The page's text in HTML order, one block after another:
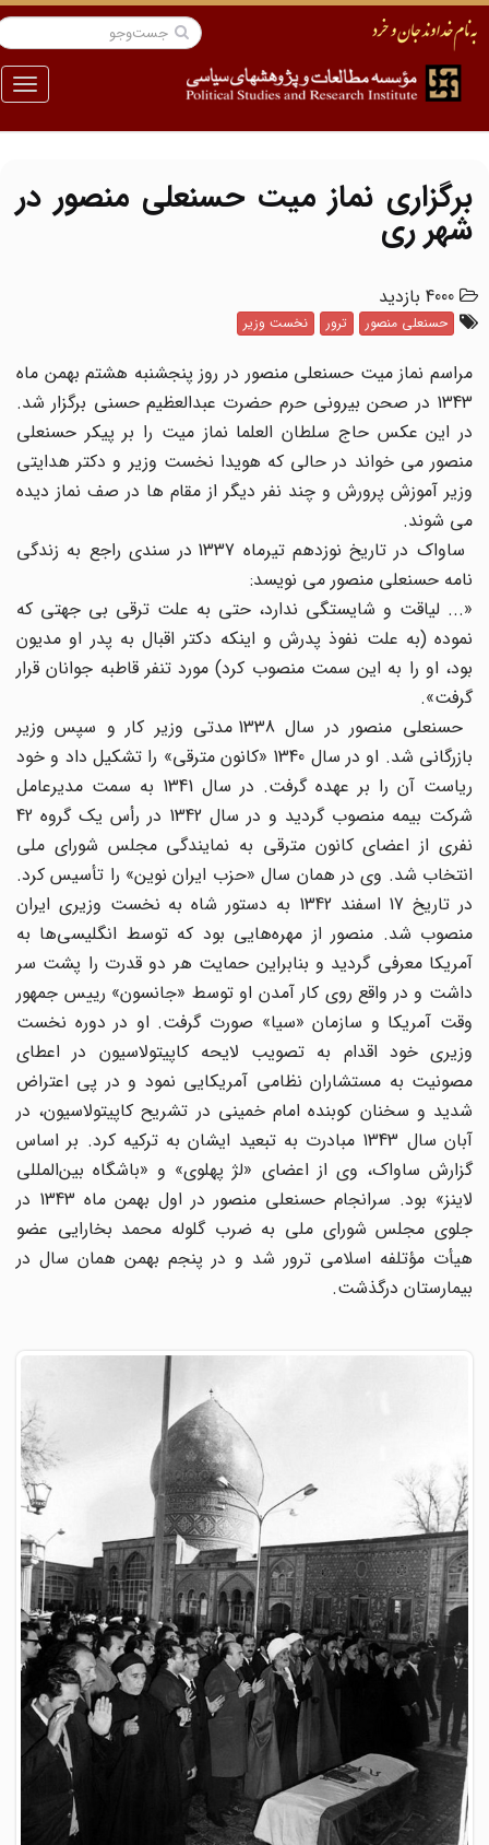
منو
برگزاری نماز میت حسنعلی منصور در
شهر ری
4000 بازدید
حسنعلی منصور ترور نخست وزیر
مراسم نماز میت حسنعلی منصور در روز پنجشنبه هشتم بهمن ماه
1343 در صحن بیرونی حرم حضرت عبدالعظیم حسنی برگزار شد.
در این عکس حاج سلطان العلما نماز میت را بر پیکر حسنعلی
منصور می خواند در حالی که هویدا نخست وزیر و دکتر هدایتی
وزیر آموزش پرورش و چند نفر دیگر از مقام ها در صف نماز دیده
می شوند.
ساواک در تاریخ نوزدهم تیرماه 1337 در سندی راجع به زندگی
نامه حسنعلی منصور می نویسد:
«... لیاقت و شایستگی ندارد، حتی به علت ترقی بی جهتی که
نموده (به علت نفوذ پدرش و اینکه دکتر اقبال به پدر او مدیون
بود، او را به این سمت منصوب کرد) مورد تنفر قاطبه جوانان قرار
گرفت‌».
حسنعلی منصور در سال 1338 مدتی وزیر کار و سپس وزیر
بازرگانی شد. او در سال 1340 «کانون مترقی‌» را تشکیل داد و خود
ریاست آن را بر عهده گرفت‌. در سال 1341 به سمت مدیرعامل
شرکت بیمه منصوب گردید و در سال 1342 در رأس یک گروه 42
نفری از اعضای کانون مترقی به نمایندگی مجلس شورای ملی
انتخاب شد. وی در همان سال «حزب ایران نوین‌» را تأسیس کرد.
در تاریخ 17 اسفند 1342 به دستور شاه به نخست وزیری ایران
منصوب شد. منصور از مهره‌هایی بود که توسط انگلیسی‌ها به
آمریکا معرفی گردید و بنابراین حمایت هر دو قدرت را پشت سر
داشت و در واقع روی کار آمدن او توسط «جانسون‌» رییس جمهور
وقت آمریکا و سازمان «سیا» صورت گرفت‌. او در دوره نخست
وزیری خود اقدام به تصویب لایحه کاپیتولاسیون در اعطای
مصونیت به مستشاران نظامی آمریکایی نمود و در پی اعتراض
شدید و سخنان کوبنده امام خمینی در تشریح کاپیتولاسیون‌، در
آبان سال 1343 مبادرت به تبعید ایشان به ترکیه کرد. بر اساس
گزارش ساواک‌، وی از اعضای «لژ پهلوی‌» و «باشگاه بین‌المللی
لاینز» بود. سرانجام حسنعلی منصور در اول بهمن ماه 1343 در
جلوی مجلس شورای ملی به ضرب گلوله محمد بخارایی عضو
هیأت مؤتلفه اسلامی ترور شد و در پنجم بهمن همان سال در
بیمارستان درگذشت‌.